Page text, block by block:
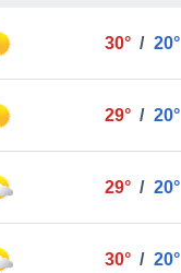
30° / 20°
29° / 20°
29° / 20°
30° / 20°